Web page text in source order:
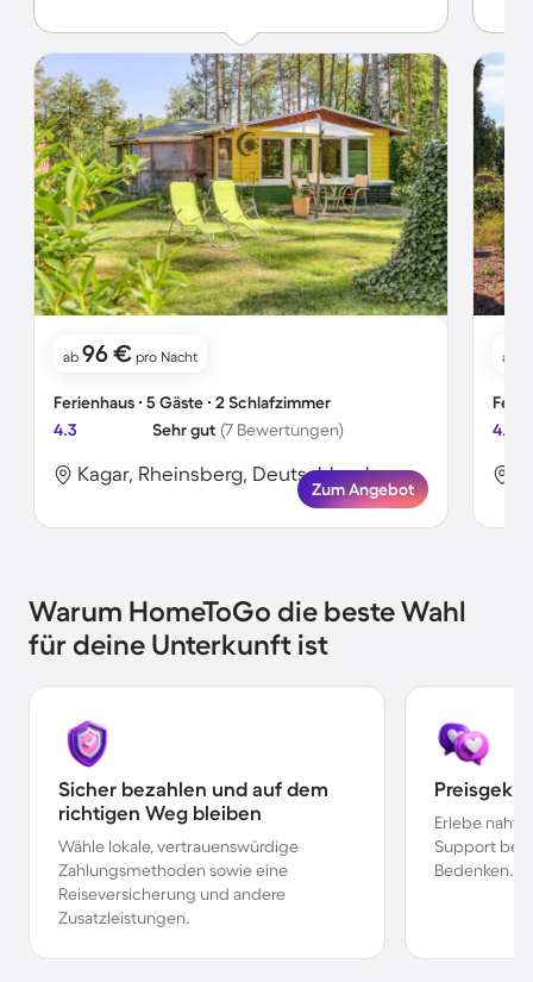
ab 96 € pro Nacht
Ferienhaus ∙ 5 Gäste ∙ 2 Schlafzimmer
4.3
Sehr gut (7 Bewertungen)
Kagar, Rheinsberg, Deutschland
Zum Angebot
ab
4.6
Warum HomeToGo die beste Wahl
für deine Unterkunft ist
Sicher bezahlen und auf dem
richtigen Weg bleiben
Wähle lokale, vertrauenswürdige
Zahlungsmethoden sowie eine
Reiseversicherung und andere
Zusatzleistungen.
Erlebe
Support bei
Bedenken.